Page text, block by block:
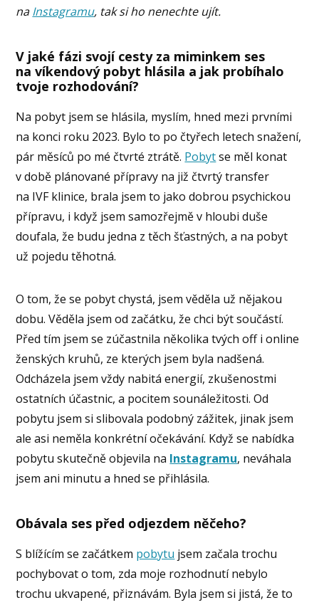
naInstagramu, tak si ho nenechte ujít.
V jaké fázi svojí cesty za miminkem ses
na víkendový pobyt hlásila a jak probíhalo
tvoje rozhodování?
Na pobyt jsem se hlásila, myslím, hned mezi prvními
na konci roku 2023. Bylo to po čtyřech letech snažení,
pár měsíců po mé čtvrté ztrátě. Pobytse měl konat
v době plánované přípravy na již čtvrtý transfer
na IVF klinice, brala jsem to jako dobrou psychickou
přípravu, i když jsem samozřejmě v hloubi duše
doufala, že budu jedna z těch šťastných, a na pobyt
už pojedu těhotná.
O tom, že se pobyt chystá, jsem věděla už nějakou
dobu. Věděla jsem od začátku, že chci být součástí.
Před tím jsem se zúčastnila několika tvých off i online
ženských kruhů, ze kterých jsem byla nadšená.
Odcházela jsem vždy nabitá energií, zkušenostmi
ostatních účastnic, a pocitem sounáležitosti. Od
pobytu jsem si slibovala podobný zážitek, jinak jsem
ale asi neměla konkrétní očekávání. Když se nabídka
pobytu skutečně objevila na Instagramu, neváhala
jsem ani minutu a hned se přihlásila.
Obávala ses před odjezdem něčeho?
S blížícím se začátkem pobytu jsem začala trochu
pochybovat o tom, zda moje rozhodnutí nebylo
trochu ukvapené, přiznávám. Byla jsem si jistá, že to